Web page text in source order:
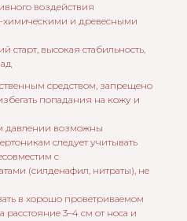
воздействия
химическими и древесными
старт, высокая стабильность,
средством, запрещено
попадания на кожу и
давлении возможны
следует учитывать
с
(силденафил, нитраты), не
в хорошо проветриваемом
3–4 см от носа и